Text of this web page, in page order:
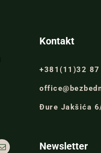
Kontakt
+381(11)32
Đure Jakšića
Newsletter